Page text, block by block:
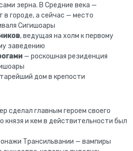
зерна. В Средние века —
городе, а сейчас — место
Сигишоары
, ведущая на холм к первому
заведению
— роскошная резиденция
дом в крепости
сделал главным героем своего
князя и кем в действительности был
Трансильвании — вампиры